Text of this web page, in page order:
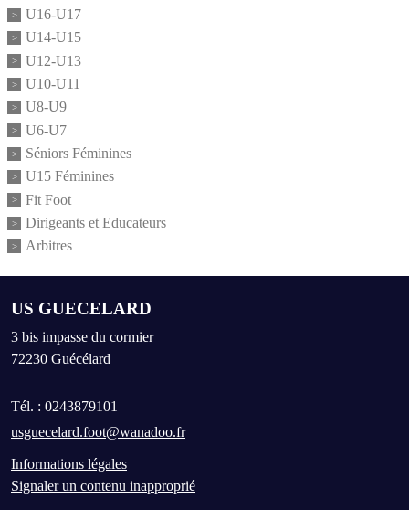
U16-U17
U14-U15
U12-U13
U10-U11
U8-U9
U6-U7
Séniors Féminines
U15 Féminines
Fit Foot
Dirigeants et Educateurs
Arbitres
US GUECELARD
3 bis impasse du cormier
72230 Guécélard
Tél. : 0243879101
usguecelard.foot@wanadoo.fr
Informations légales
Signaler un contenu inapproprié